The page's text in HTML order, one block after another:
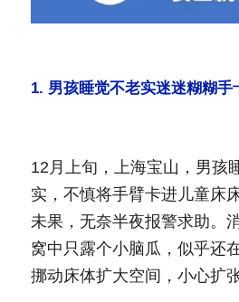
1. 男孩睡觉不老实迷迷糊糊手
12月上旬，上海宝山，男孩
实，不慎将手臂卡进儿童床
未果，无奈半夜报警求助。
窝中只露个小脑瓜，似乎还
挪动床体扩大空间，小心扩